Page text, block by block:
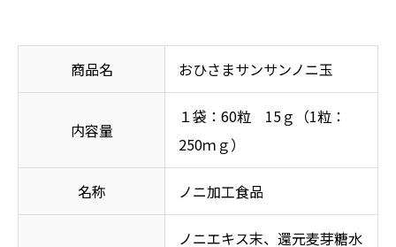
商品名 おひさまサンサンノニ玉
内容量
１袋：60粒 15ｇ（1粒：
250ｍｇ）
名称 ノニ加工食品
ノニエキス末、還元麦芽糖水